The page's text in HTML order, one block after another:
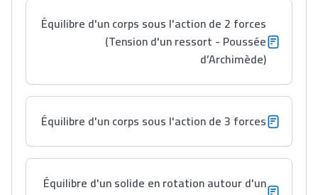
Collège au Maroc
Post-Bac
Équilibre d'un corps sous l'action de 2 forces
(Tension d'un ressort - Poussée
d’Archimède)
Équilibre d'un corps sous l'action de 3 forces
Équilibre d'un solide en rotation autour d'un